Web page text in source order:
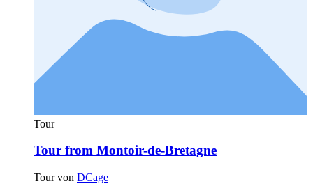
Tour
Tour from Montoir-de-Bretagne
Tour von DCage